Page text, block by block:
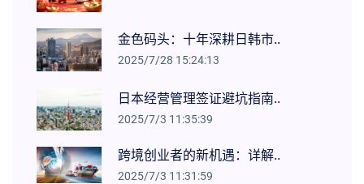
金色码头：十年深耕日韩市..
2025/7/28 15:24:13
日本经营管理签证避坑指南..
2025/7/3 11:35:39
跨境创业者的新机遇：详解..
2025/7/3 11:31:59